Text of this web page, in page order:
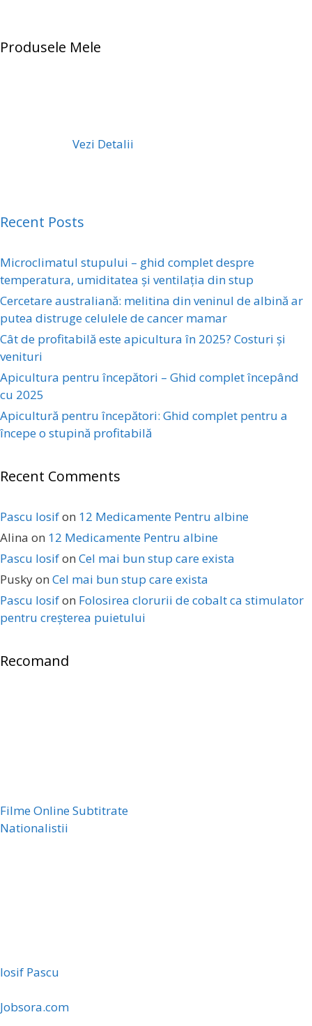
Produsele Mele
Vezi Detalii
Recent Posts
Microclimatul stupului – ghid complet despre
temperatura, umiditatea și ventilația din stup
Cercetare australiană: melitina din veninul de albină ar
putea distruge celulele de cancer mamar
Cât de profitabilă este apicultura în 2025? Costuri și
venituri
Apicultura pentru începători – Ghid complet începând
cu 2025
Apicultură pentru începători: Ghid complet pentru a
începe o stupină profitabilă
Recent Comments
Pascu Iosifon 12 Medicamente Pentru albine
Alina on 12 Medicamente Pentru albine
Pascu Iosifon Cel mai bun stup care exista
Puskyon Cel mai bun stup care exista
Pascu Iosifon Folosirea clorurii de cobalt ca stimulator
pentru creșterea puietului
Recomand
Filme Online Subtitrate
Nationalistii
Iosif Pascu
Jobsora.com